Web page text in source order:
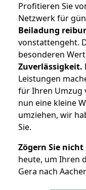
Profitieren Sie
Netzwerk für
Beiladung
vonstattengeht.
besonderen
Zuverlässigkeit.
Leistungen
für Ihren Umzug
nun eine kleine
umziehen, wir
Sie.
Zögern Sie nicht
heute, um Ihren
Gera nach